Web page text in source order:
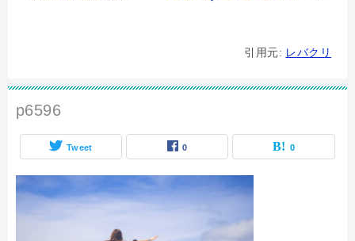
引用元: レバクリ
p6596
Tweet 0 0